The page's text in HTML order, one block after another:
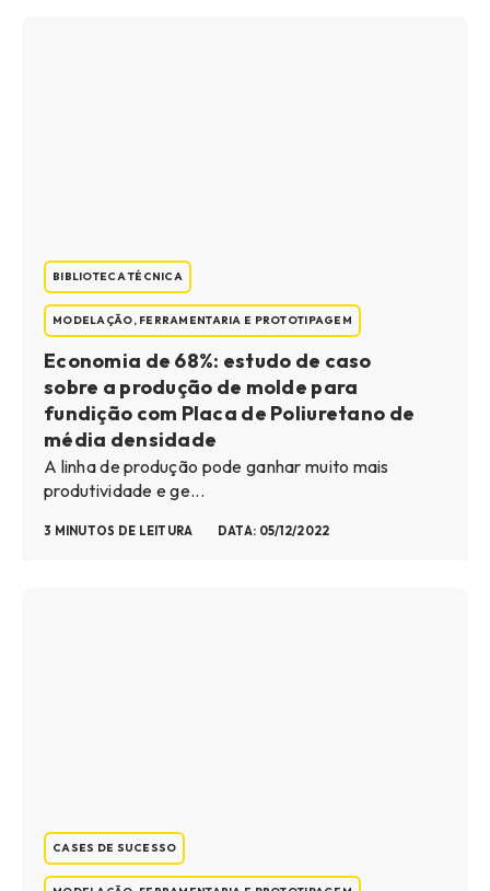
BIBLIOTECA TÉCNICA
MODELAÇÃO, FERRAMENTARIA E PROTOTIPAGEM
Economia de 68%: estudo de caso
sobre a produção de molde para
fundição com Placa de Poliuretano de
média densidade
A linha de produção pode ganhar muito mais
produtividade e ge...
3 MINUTOS DE LEITURA DATA: 05/12/2022
CASES DE SUCESSO